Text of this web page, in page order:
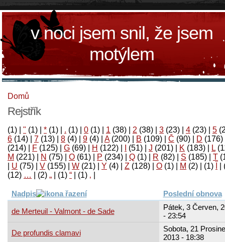
v noci jsem snil, že jsem
motýlem
Domů
Rejstřík
(1) " (1) * (1) . (1) 0 (1) 1 (38) 2 (38) 3 (23) 4 (23) 5
6 (14) 7 (13) 8 (4) 9 (4) A(200) B (109) Č (90) D (176)
(214)
F (125) G (69) H (122) (51) J (201) K (183) L
M (221) N (75) O (61) P (234) Q (1) R (82) S (185) T
U (75) V (155) W (21) Y (4) Z (128) Ο (1) М (2)
(1)
‚
(1)
“
(1)
„
(2)
…
(12)
Nadpis Poslední obnova
de Merteuil - Valmont - de Sade
Pátek, 3 Červen,
- 23:54
De profundis clamavi
Sobota, 21
2013 - 18:38